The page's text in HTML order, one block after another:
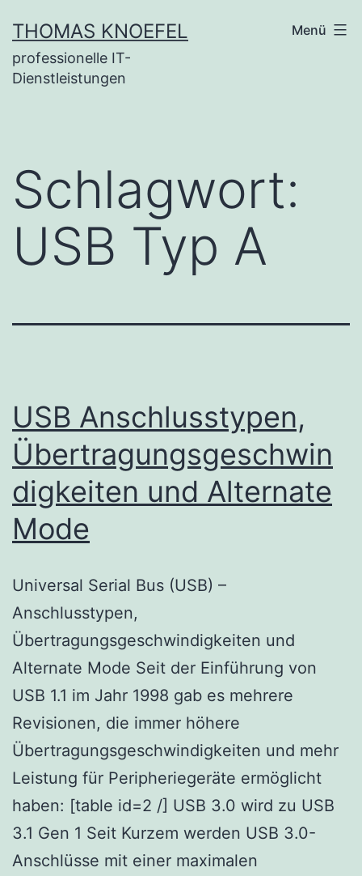
Inhalt
springen
THOMAS KNOEFEL
professionelle IT-
Dienstleistungen
Menü
Schlagwort:
USB Typ A
USB Anschlusstypen,
Übertragungsgeschwin
digkeiten und Alternate
Mode
Universal Serial Bus (USB) –
Anschlusstypen,
Übertragungsgeschwindigkeiten und
Alternate Mode Seit der Einführung von
USB 1.1 im Jahr 1998 gab es mehrere
Revisionen, die immer höhere
Übertragungsgeschwindigkeiten und mehr
Leistung für Peripheriegeräte ermöglicht
haben: [table id=2 /] USB 3.0 wird zu USB
3.1 Gen 1 Seit Kurzem werden USB 3.0-
Anschlüsse mit einer maximalen